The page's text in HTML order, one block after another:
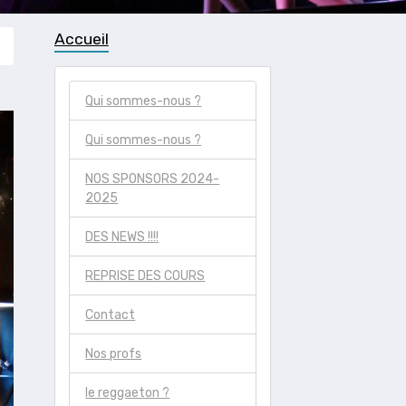
Accueil
Qui sommes-nous ?
Qui sommes-nous ?
NOS SPONSORS 2024-
2025
DES NEWS !!!!
REPRISE DES COURS
Contact
Nos profs
le reggaeton ?